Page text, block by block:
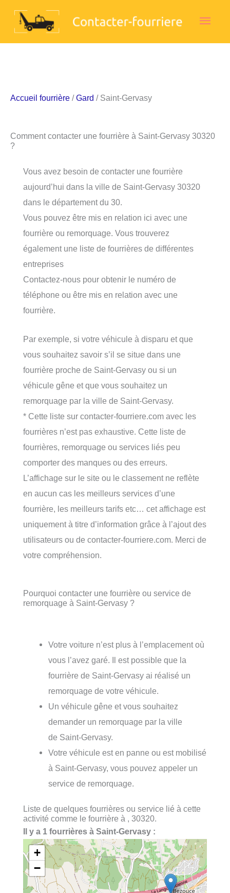
Accueil fourrière /Gard / Saint-Gervasy
Comment contacter une fourrière à Saint-Gervasy 30320
?
Vous avez besoin de contacter une fourrière
aujourd’hui dans la ville de Saint-Gervasy 30320
dans le département du 30.
Vous pouvez être mis en relation ici avec une
fourrière ou remorquage. Vous trouverez
également une liste de fourrières de différentes
entreprises
Contactez-nous pour obtenir le numéro de
téléphone ou être mis en relation avec une
fourrière.
Par exemple, si votre véhicule à disparu et que
vous souhaitez savoir s’il se situe dans une
fourrière proche de Saint-Gervasy ou si un
véhicule gêne et que vous souhaitez un
remorquage par la ville de Saint-Gervasy.
* Cette liste sur contacter-fourriere.com avec les
fourrières n’est pas exhaustive. Cette liste de
fourrières, remorquage ou services liés peu
comporter des manques ou des erreurs.
L’affichage sur le site ou le classement ne reflète
en aucun cas les meilleurs services d’une
fourrière, les meilleurs tarifs etc… cet affichage est
uniquement à titre d’information grâce à l’ajout des
utilisateurs ou de contacter-fourriere.com. Merci de
votre compréhension.
Pourquoi contacter une fourrière ou service de
remorquage à Saint-Gervasy ?
Votre voiture n’est plus à l’emplacement où
vous l’avez garé. Il est possible que la
fourrière de Saint-Gervasy ai réalisé un
remorquage de votre véhicule.
Un véhicule gêne et vous souhaitez
demander un remorquage par la ville
de Saint-Gervasy.
Votre véhicule est en panne ou est mobilisé
à Saint-Gervasy, vous pouvez appeler un
service de remorquage.
Liste de quelques fourrières ou service lié à cette
activité comme le fourrière à , 30320.
Il y a 1 fourrières à Saint-Gervasy :
+
−